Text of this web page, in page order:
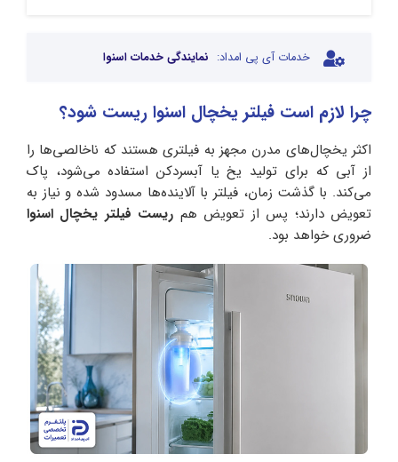
خدمات آی پی امداد: نمایندگی خدمات اسنوا
چرا لازم است فیلتر یخچال اسنوا ریست شود؟
اکثر یخچال‌های مدرن مجهز به فیلتری هستند که ناخالصی‌ها را
از آبی که برای تولید یخ یا آبسردکن استفاده می‌شود، پاک
می‌کند. با گذشت زمان، فیلتر با آلاینده‌ها مسدود شده و نیاز به
تعویض دارند؛ پس از تعویض هم ریست فیلتر یخچال اسنوا
ضروری خواهد بود.